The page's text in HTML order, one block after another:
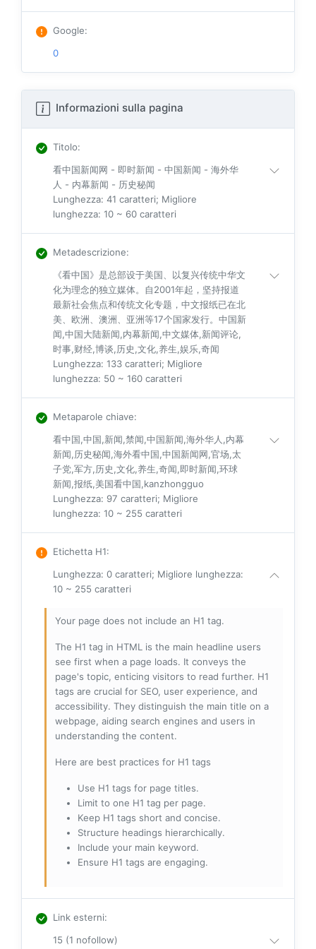
Google:
0
Informazioni sulla pagina
Titolo:
看中国新闻网 - 即时新闻 - 中国新闻 - 海外华
人 - 内幕新闻 - 历史秘闻
Lunghezza: 41 caratteri; Migliore
lunghezza: 10 ~ 60 caratteri
Metadescrizione:
《看中国》是总部设于美国、以复兴传统中华文
化为理念的独立媒体。自2001年起，坚持报道
最新社会焦点和传统文化专题，中文报纸已在北
美、欧洲、澳洲、亚洲等17个国家发行。中国新
闻,中国大陆新闻,内幕新闻,中文媒体,新闻评论,
时事,财经,博谈,历史,文化,养生,娱乐,奇闻
Lunghezza: 133 caratteri; Migliore
lunghezza: 50 ~ 160 caratteri
Metaparole chiave:
看中国,中国,新闻,禁闻,中国新闻,海外华人,内幕
新闻,历史秘闻,海外看中国,中国新闻网,官场,太
子党,军方,历史,文化,养生,奇闻,即时新闻,环球
新闻,报纸,美国看中国,kanzhongguo
Lunghezza: 97 caratteri; Migliore
lunghezza: 10 ~ 255 caratteri
Etichetta H1:
Lunghezza: 0 caratteri; Migliore lunghezza:
10 ~ 255 caratteri
Your page does not include an H1 tag.
The H1 tag in HTML is the main headline users
see first when a page loads. It conveys the
page's topic, enticing visitors to read further. H1
tags are crucial for SEO, user experience, and
accessibility. They distinguish the main title on a
webpage, aiding search engines and users in
understanding the content.
Here are best practices for H1 tags
Use H1 tags for page titles.
Limit to one H1 tag per page.
Keep H1 tags short and concise.
Structure headings hierarchically.
Include your main keyword.
Ensure H1 tags are engaging.
Link esterni:
15 (1 nofollow)